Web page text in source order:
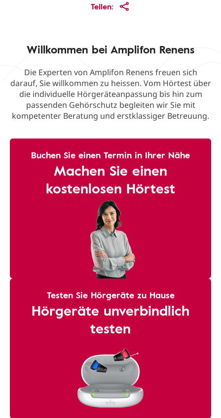
Teilen:
Willkommen bei Amplifon Renens
Die Experten von Amplifon Renens freuen sich
darauf, Sie willkommen zu heissen. Vom Hörtest über
die individuelle Hörgeräteanpassung bis hin zum
passenden Gehörschutz begleiten wir Sie mit
kompetenter Beratung und erstklassiger Betreuung.
Buchen Sie einen Termin in Ihrer Nähe
Machen Sie einen
kostenlosen Hörtest
Testen Sie Hörgeräte zu Hause
Hörgeräte unverbindlich
testen